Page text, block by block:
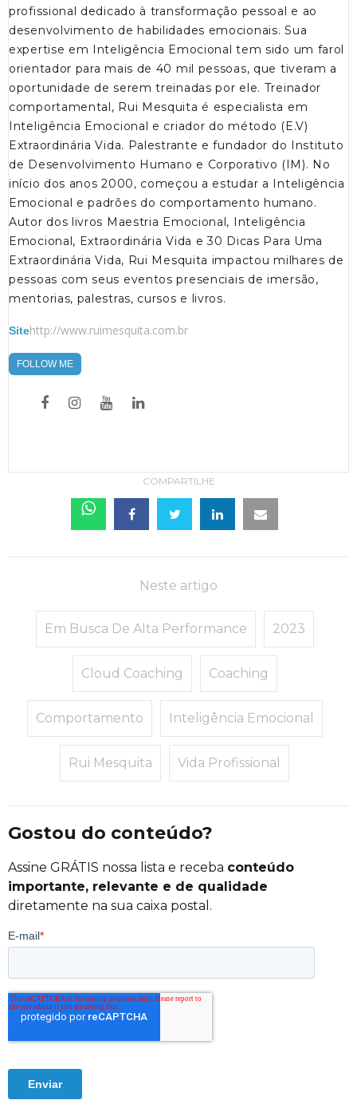
profissional dedicado à transformação pessoal e ao
desenvolvimento de habilidades emocionais. Sua
expertise em Inteligência Emocional tem sido um farol
orientador para mais de 40 mil pessoas, que tiveram a
oportunidade de serem treinadas por ele. Treinador
comportamental, Rui Mesquita é especialista em
Inteligência Emocional e criador do método (E.V)
Extraordinária Vida. Palestrante e fundador do Instituto
de Desenvolvimento Humano e Corporativo (IM). No
início dos anos 2000, começou a estudar a Inteligência
Emocional e padrões do comportamento humano.
Autor dos livros Maestria Emocional, Inteligência
Emocional, Extraordinária Vida e 30 Dicas Para Uma
Extraordinária Vida, Rui Mesquita impactou milhares de
pessoas com seus eventos presenciais de imersão,
mentorias, palestras, cursos e livros.
Sitehttp://www.ruimesquita.com.br
FOLLOW ME
COMPARTILHE
Neste artigo
Em Busca De Alta Performance 2023
Cloud Coaching Coaching
Comportamento Inteligência Emocional
Rui Mesquita Vida Profissional
Gostou do conteúdo?
Assine GRÁTIS nossa lista e receba conteúdo
importante, relevante e de qualidade
diretamente na sua caixa postal.